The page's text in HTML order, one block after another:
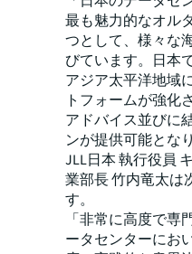
最も魅力的なオル
つとして、様々な
びています。日本
アジア太平洋地域
トフォームが強化
アドバイス並びに
ンが提供可能とな
JLL日本 執行役員
業部長 竹内竜太は
す。
「非常に高度で専
ータセンターにお